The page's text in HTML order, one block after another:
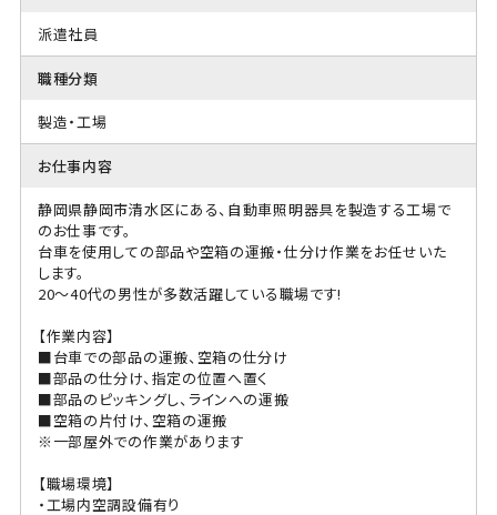
派遣社員
職種分類
製造・工場
お仕事内容
静岡県静岡市清水区にある、自動車照明器具を製造する工場で
のお仕事です。
台車を使用しての部品や空箱の運搬・仕分け作業をお任せいた
します。
20～40代の男性が多数活躍している職場です!
【作業内容】
■台車での部品の運搬、空箱の仕分け
■部品の仕分け、指定の位置へ置く
■部品のピッキングし、ラインへの運搬
■空箱の片付け、空箱の運搬
※一部屋外での作業があります
【職場環境】
・工場内空調設備有り